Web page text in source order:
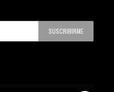
SUSCRIBIRME